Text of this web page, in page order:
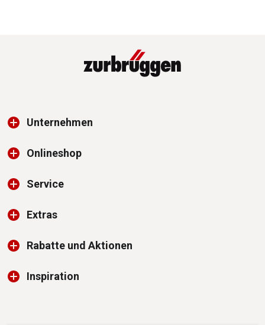
Unternehmen
Onlineshop
Service
Extras
Rabatte und Aktionen
Inspiration